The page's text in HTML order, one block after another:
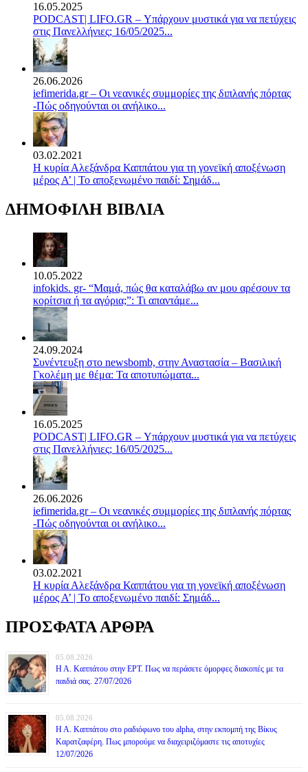
16.05.2025
PODCAST| LIFO.GR – Υπάρχουν μυστικά για να πετύχεις
στις Πανελλήνιες; 16/05/2025...
26.06.2026
iefimerida.gr – Οι νεανικές συμμορίες της διπλανής πόρτας
-Πώς οδηγούνται οι ανήλικο...
03.02.2021
Η κυρία Αλεξάνδρα Καππάτου για τη γονεϊκή αποξένωση
μέρος Α’ | Το αποξενωμένο παιδί: Σημάδ...
ΔΗΜΟΦΙΛΗ ΒΙΒΛΙΑ
10.05.2022
infokids. gr- “Μαμά, πώς θα καταλάβω αν μου αρέσουν τα
κορίτσια ή τα αγόρια;”: Τι απαντάμε...
24.09.2024
Συνέντευξη στο newsbomb, στην Αναστασία – Βασιλική
Γκολέμη με θέμα: Τα αποτυπώματα...
16.05.2025
PODCAST| LIFO.GR – Υπάρχουν μυστικά για να πετύχεις
στις Πανελλήνιες; 16/05/2025...
26.06.2026
iefimerida.gr – Οι νεανικές συμμορίες της διπλανής πόρτας
-Πώς οδηγούνται οι ανήλικο...
03.02.2021
Η κυρία Αλεξάνδρα Καππάτου για τη γονεϊκή αποξένωση
μέρος Α’ | Το αποξενωμένο παιδί: Σημάδ...
ΠΡΟΣΦΑΤΑ ΑΡΘΡΑ
05.08.2026
Η Α. Καππάτου στην ΕΡΤ. Πως να περάσετε όμορφες διακοπές με τα
παιδιά σας. 27/07/2026
05.08.2026
Η Α. Καππάτου στο ραδιόφωνο του alpha, στην εκπομπή της Βίκυς
Καρατζαφέρη. Πως μπορούμε να διαχειριζόμαστε τις αποτυχίες
12/07/2026